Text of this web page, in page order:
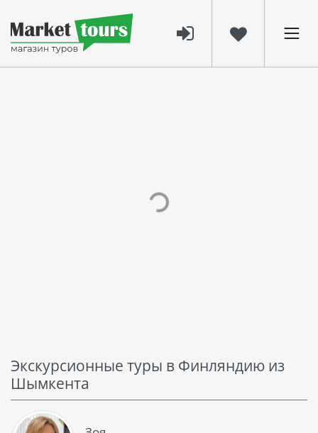
Экскурсионные туры в Финляндию из
Шымкента